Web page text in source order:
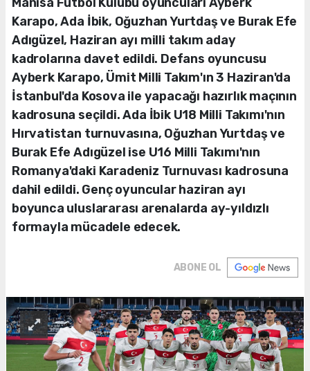
Karapo, Ada İbik, Oğuzhan Yurtdaş ve Burak Efe
Adıgüzel, Haziran ayı milli takım aday
kadrolarına davet edildi. Defans oyuncusu
Ayberk Karapo, Ümit Milli Takım'ın 3 Haziran'da
İstanbul'da Kosova ile yapacağı hazırlık maçının
kadrosuna seçildi. Ada İbik U18 Milli Takımı'nın
Hırvatistan turnuvasına, Oğuzhan Yurtdaş ve
Burak Efe Adıgüzel ise U16 Milli Takımı'nın
Romanya'daki Karadeniz Turnuvası kadrosuna
dahil edildi. Genç oyuncular haziran ayı
boyunca uluslararası arenalarda ay-yıldızlı
formayla mücadele edecek.
ABONE OL